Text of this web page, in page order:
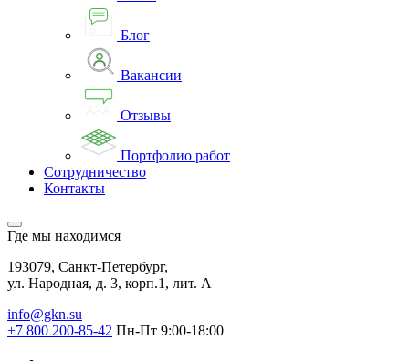
Блог
Вакансии
Отзывы
Портфолио работ
Сотрудничество
Контакты
Где мы находимся
193079, Санкт-Петербург,
ул. Народная, д. 3, корп.1, лит. А
info@gkn.su
+7 800 200-85-42 Пн-Пт 9:00-18:00